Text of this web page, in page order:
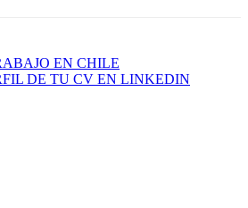
EN CHILE
DE TU CV EN LINKEDIN